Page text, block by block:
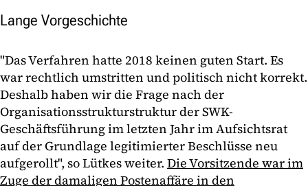
Lange Vorgeschichte
"Das Verfahren hatte 2018 keinen guten Start. Es
war rechtlich umstritten und politisch nicht korrekt.
Deshalb haben wir die Frage nach der
Organisationsstrukturstruktur der SWK-
Geschäftsführung im letzten Jahr im Aufsichtsrat
auf der Grundlage legitimierter Beschlüsse neu
aufgerollt", so Lütkes weiter. Die Vorsitzende war im
Zuge der damaligen Postenaffäre in den